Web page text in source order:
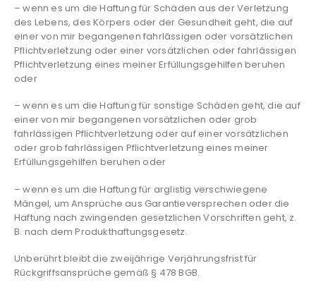
– wenn es um die Haftung für Schäden aus der Verletzung
des Lebens, des Körpers oder der Gesundheit geht, die auf
einer von mir begangenen fahrlässigen oder vorsätzlichen
Pflichtverletzung oder einer vorsätzlichen oder fahrlässigen
Pflichtverletzung eines meiner Erfüllungsgehilfen beruhen
oder
– wenn es um die Haftung für sonstige Schäden geht, die auf
einer von mir begangenen vorsätzlichen oder grob
fahrlässigen Pflichtverletzung oder auf einer vorsätzlichen
oder grob fahrlässigen Pflichtverletzung eines meiner
Erfüllungsgehilfen beruhen oder
– wenn es um die Haftung für arglistig verschwiegene
Mängel, um Ansprüche aus Garantieversprechen oder die
Haftung nach zwingenden gesetzlichen Vorschriften geht, z.
B. nach dem Produkthaftungsgesetz.
Unberührt bleibt die zweijährige Verjährungsfrist für
Rückgriffsansprüche gemäß § 478 BGB.